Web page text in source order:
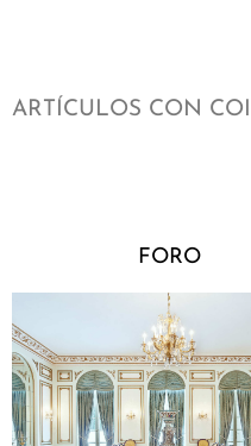
ARTÍCULOS CON
FORO